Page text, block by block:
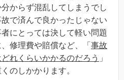
からず混乱してしまうでし
で済んで良かったじゃない
にとっては決して軽い問題
修理費や賠償など、「 事故
れくらいかかるのだろう 」
のしかかります。